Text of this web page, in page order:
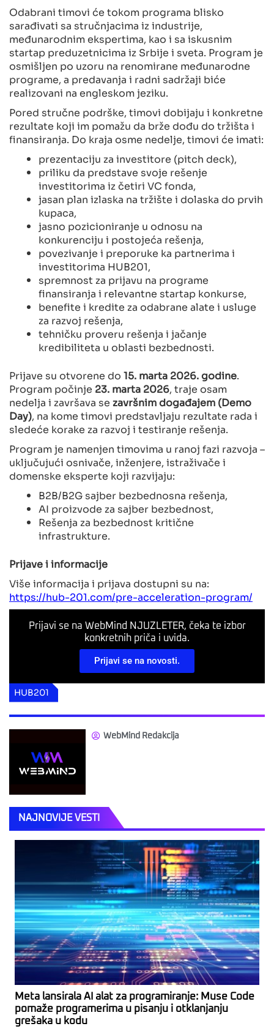
Odabrani timovi će tokom programa blisko
sarađivati sa stručnjacima iz industrije,
međunarodnim ekspertima, kao i sa iskusnim
startap preduzetnicima iz Srbije i sveta. Program je
osmišljen po uzoru na renomirane međunarodne
programe, a predavanja i radni sadržaji biće
realizovani na engleskom jeziku.
Pored stručne podrške, timovi dobijaju i konkretne
rezultate koji im pomažu da brže dođu do tržišta i
finansiranja. Do kraja osme nedelje, timovi će imati:
prezentaciju za investitore (pitch deck),
priliku da predstave svoje rešenje
investitorima iz četiri VC fonda,
jasan plan izlaska na tržište i dolaska do prvih
kupaca,
jasno pozicioniranje u odnosu na
konkurenciju i postojeća rešenja,
povezivanje i preporuke ka partnerima i
investitorima HUB201,
spremnost za prijavu na programe
finansiranja i relevantne startap konkurse,
benefite i kredite za odabrane alate i usluge
za razvoj rešenja,
tehničku proveru rešenja i jačanje
kredibiliteta u oblasti bezbednosti.
Prijave su otvorene do 15. marta 2026. godine.
Program počinje 23. marta 2026, traje osam
nedelja i završava se završnim događajem (Demo
Day), na kome timovi predstavljaju rezultate rada i
sledeće korake za razvoj i testiranje rešenja.
Program je namenjen timovima u ranoj fazi razvoja –
uključujući osnivače, inženjere, istraživače i
domenske eksperte koji razvijaju:
B2B/B2G sajber bezbednosna rešenja,
AI proizvode za sajber bezbednost,
Rešenja za bezbednost kritične
infrastrukture.
Prijave i informacije
Više informacija i prijava dostupni su na:
https://hub-201.com/pre-acceleration-program/
Prijavi se na WebMind NJUZLETER, čeka te izbor
konkretnih priča i uvida.
Prijavi se na novosti.
HUB201
WebMind Redakcija
NAJNOVIJE VESTI
Meta lansirala AI alat za programiranje: Muse Code
pomaže programerima u pisanju i otklanjanju
grešaka u kodu